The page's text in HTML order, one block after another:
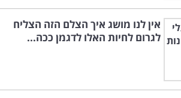
אין לנו מושג איך הצלם הזה הצליח
לגרום לחיות האלו לדגמן ככה...